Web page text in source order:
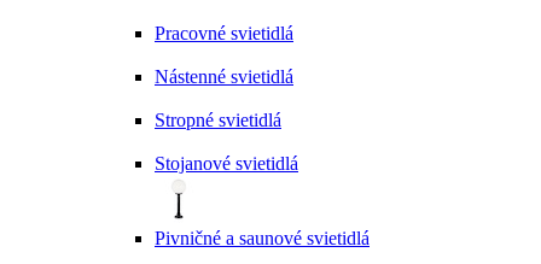
Pracovné svietidlá
Nástenné svietidlá
Stropné svietidlá
Stojanové svietidlá
Pivničné a saunové svietidlá